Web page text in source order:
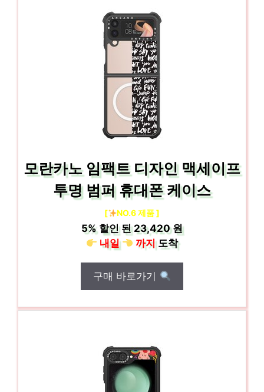
모란카노 임팩트 디자인 맥세이프
투명 범퍼 휴대폰 케이스
[ NO.6 제품 ]
5%할인 된23,420 원
내일
까지도착
구매 바로가기